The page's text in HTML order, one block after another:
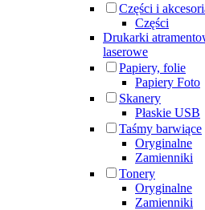
Części i
Części
Drukarki
laserowe
Papiery, folie
Papiery Foto
Skanery
Płaskie USB
Taśmy barwiące
Oryginalne
Zamienniki
Tonery
Oryginalne
Zamienniki